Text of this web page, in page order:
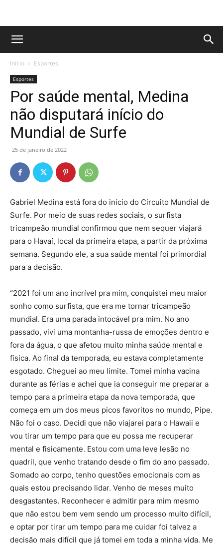
Início Esportes
Esportes
Por saúde mental, Medina
não disputará início do
Mundial de Surfe
25 de janeiro de 2022
Gabriel Medina está fora do início do Circuito Mundial de
Surfe. Por meio de suas redes sociais, o surfista
tricampeão mundial confirmou que nem sequer viajará
para o Havaí, local da primeira etapa, a partir da próxima
semana. Segundo ele, a sua saúde mental foi primordial
para a decisão.
“2021 foi um ano incrível pra mim, conquistei meu maior
sonho como surfista, que era me tornar tricampeão
mundial. Era uma parada intocável pra mim. No ano
passado, vivi uma montanha-russa de emoções dentro e
fora da água, o que afetou muito minha saúde mental e
física. Ao final da temporada, eu estava completamente
esgotado. Cheguei ao meu limite. Tomei minha vacina
durante as férias e achei que ia conseguir me preparar a
tempo para a primeira etapa da nova temporada, que
começa em um dos meus picos favoritos no mundo, Pipe.
Não foi o caso. Decidi que não viajarei para o Hawaii e
vou tirar um tempo para que eu possa me recuperar
mental e fisicamente. Estou com uma leve lesão no
quadril, que venho tratando desde o fim do ano passado.
Somado ao corpo, tenho questões emocionais com as
quais estou precisando lidar. Venho de meses muito
desgastantes. Reconhecer e admitir para mim mesmo
que não estou bem vem sendo um processo muito difícil,
e optar por tirar um tempo para me cuidar foi talvez a
decisão mais difícil que já tomei em toda a minha vida. Me